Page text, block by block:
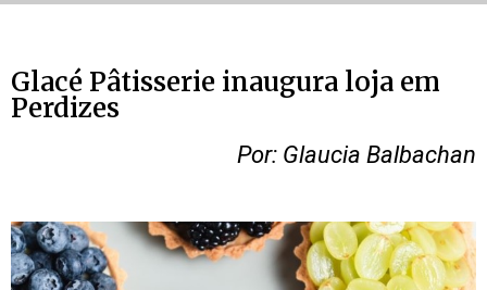
Glacé Pâtisserie inaugura loja em
Perdizes
Por: Glaucia Balbachan